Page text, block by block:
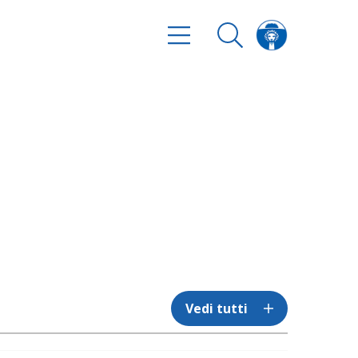
Vedi tutti